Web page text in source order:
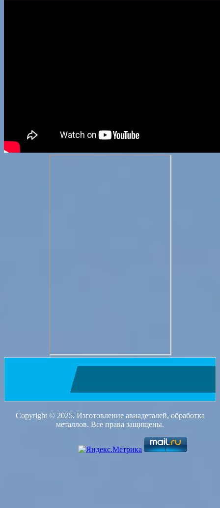
Copyright © 2025. Изготовление авиадеталей, обработка
металлов. Все права защищены.